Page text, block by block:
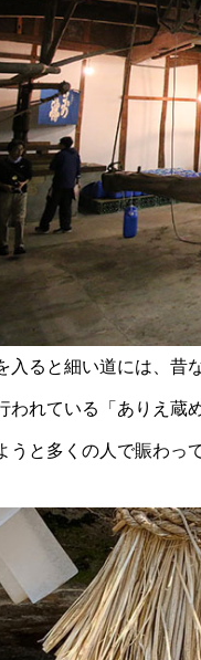
【NEW
原店
La Vierie（ラ
しまのスポン
【NEW OPEN
入ると細い道には、昔
われている「ありえ蔵
うと多くの人で賑わっ